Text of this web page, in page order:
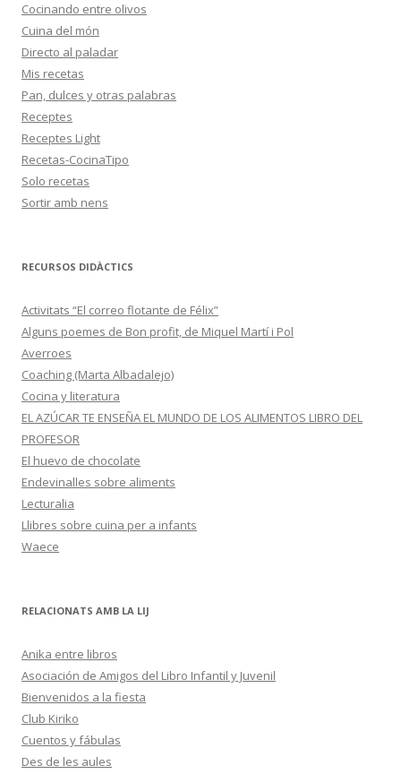
Cocinando entre olivos
Cuina del món
Directo al paladar
Mis recetas
Pan, dulces y otras palabras
Receptes
Receptes Light
Recetas-CocinaTipo
Solo recetas
Sortir amb nens
RECURSOS DIDÀCTICS
Activitats “El correo flotante de Félix”
Alguns poemes de Bon profit, de Miquel Martí i Pol
Averroes
Coaching (Marta Albadalejo)
Cocina y literatura
EL AZÚCAR TE ENSEÑA EL MUNDO DE LOS ALIMENTOS LIBRO DEL
PROFESOR
El huevo de chocolate
Endevinalles sobre aliments
Lecturalia
Llibres sobre cuina per a infants
Waece
RELACIONATS AMB LA LIJ
Anika entre libros
Asociación de Amigos del Libro Infantil y Juvenil
Bienvenidos a la fiesta
Club Kiriko
Cuentos y fábulas
Des de les aules